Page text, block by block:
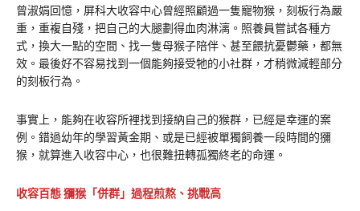
曾淑娟回憶，屏科大收容中心曾經照顧過一隻寵物猴，刻板行為嚴
重，重複自殘，把自己的大腿劃得血肉淋漓。照養員嘗試各種方
式，換大一點的空間、找一隻母猴子陪伴、甚至餵抗憂鬱藥，都無
效。最後好不容易找到一個能夠接受牠的小社群，才稍微減輕部分
的刻板行為。
事實上，能夠在收容所裡找到接納自己的猴群，已經是幸運的案
例。錯過幼年的學習黃金期、或是已經被單獨飼養一段時間的獼
猴，就算進入收容中心，也很難扭轉孤獨終老的命運。
收容百態 獼猴「併群」過程煎熬、挑戰高